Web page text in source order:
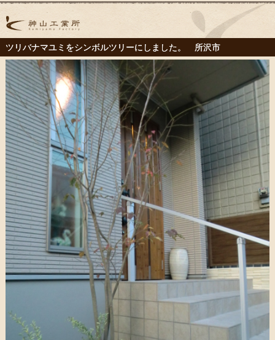
ツリバナマユミをシンボルツリーにしました。 所沢市